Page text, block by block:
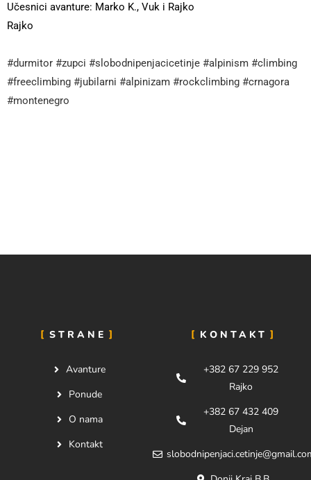
Učesnici avanture: Marko K., Vuk i Rajko
Rajko
#durmitor #zupci #slobodnipenjacicetinje #alpinism #climbing
#freeclimbing #jubilarni #alpinizam #rockclimbing #crnagora
#montenegro
STRANE
Avanture
Ponude
O nama
Kontakt
KONTAKT
+382 67 229 952
Rajko
+382 67 432 409
Dejan